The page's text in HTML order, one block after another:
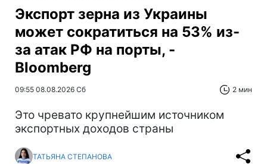
Экспорт зерна из Украины
может сократиться на 53% из-
за атак РФ на порты, -
Bloomberg
09:55 08.08.2026 Сб 2 мин
Это чревато крупнейшим источником
экспортных доходов страны
ТАТЬЯНА СТЕПАНОВА